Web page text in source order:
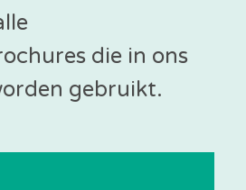
die in ons
gebruikt.